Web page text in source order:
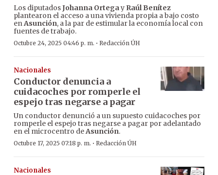
Los diputadosJohanna Ortegay Raúl Benítez
plantearon el acceso a una vivienda propia a bajo costo
enAsunción, a la par de estimular la economía local con
fuentes de trabajo.
Octubre 24, 2025 04:46 p. m. · Redacción ÚH
Nacionales
Conductor denuncia a
cuidacoches por romperle el
espejo tras negarse a pagar
Un conductor denunció a un supuesto cuidacoches por
romperle el espejo tras negarse a pagar por adelantado
en el microcentro deAsunción.
Octubre 17, 2025 07:18 p. m. · Redacción ÚH
Nacionales